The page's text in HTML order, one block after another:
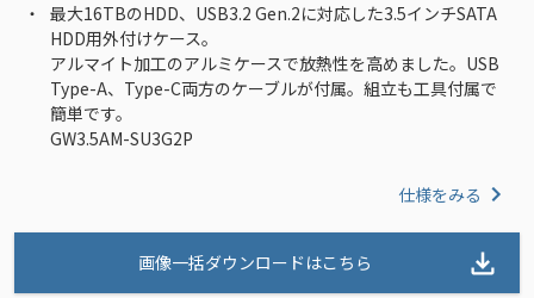
最大16TBのHDD、USB3.2 Gen.2に対応した3.5インチSATA
HDD用外付けケース。
アルマイト加工のアルミケースで放熱性を高めました。USB
Type-A、Type-C両方のケーブルが付属。組立も工具付属で
簡単です。
GW3.5AM-SU3G2P
仕様をみる
画像一括ダウンロードはこちら